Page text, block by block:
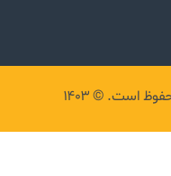
است. © 1403